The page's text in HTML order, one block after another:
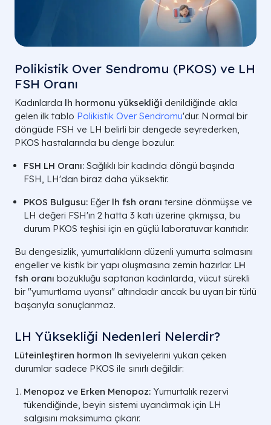
Polikistik Over Sendromu (PKOS) ve LH
FSH Oranı
Kadınlarda lh hormonu yüksekliği denildiğinde akla
gelen ilk tablo Polikistik Over Sendromu'dur. Normal bir
döngüde FSH ve LH belirli bir dengede seyrederken,
PKOS hastalarında bu denge bozulur.
FSH LH Oranı: Sağlıklı bir kadında döngü başında
FSH, LH'dan biraz daha yüksektir.
PKOS Bulgusu: Eğer lh fsh oranı tersine dönmüşse ve
LH değeri FSH'ın 2 hatta 3 katı üzerine çıkmışsa, bu
durum PKOS teşhisi için en güçlü laboratuvar kanıtıdır.
Bu dengesizlik, yumurtalıkların düzenli yumurta salmasını
engeller ve kistik bir yapı oluşmasına zemin hazırlar. LH
fsh oranı bozukluğu saptanan kadınlarda, vücut sürekli
bir "yumurtlama uyarısı" altındadır ancak bu uyarı bir türlü
başarıyla sonuçlanmaz.
LH Yüksekliği Nedenleri Nelerdir?
Lüteinleştiren hormon lh seviyelerini yukarı çeken
durumlar sadece PKOS ile sınırlı değildir:
Menopoz ve Erken Menopoz: Yumurtalık rezervi
tükendiğinde, beyin sistemi uyandırmak için LH
salgısını maksimuma çıkarır.